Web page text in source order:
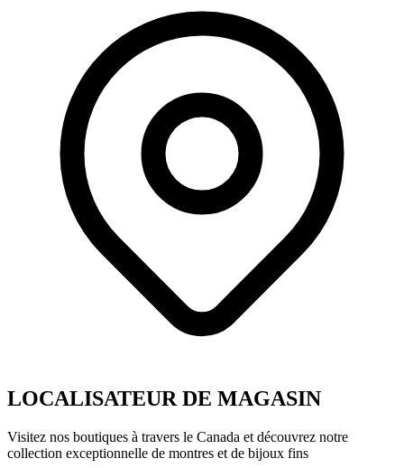
LOCALISATEUR DE MAGASIN
Visitez nos boutiques à travers le Canada et découvrez notre
collection exceptionnelle de montres et de bijoux fins